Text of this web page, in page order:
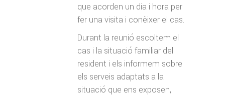
que acorden un dia i hora per
fer una visita i conèixer el cas.
Durant la reunió escoltem el
cas i la situació familiar del
resident i els informem sobre
els serveis adaptats a la
situació que ens exposen,